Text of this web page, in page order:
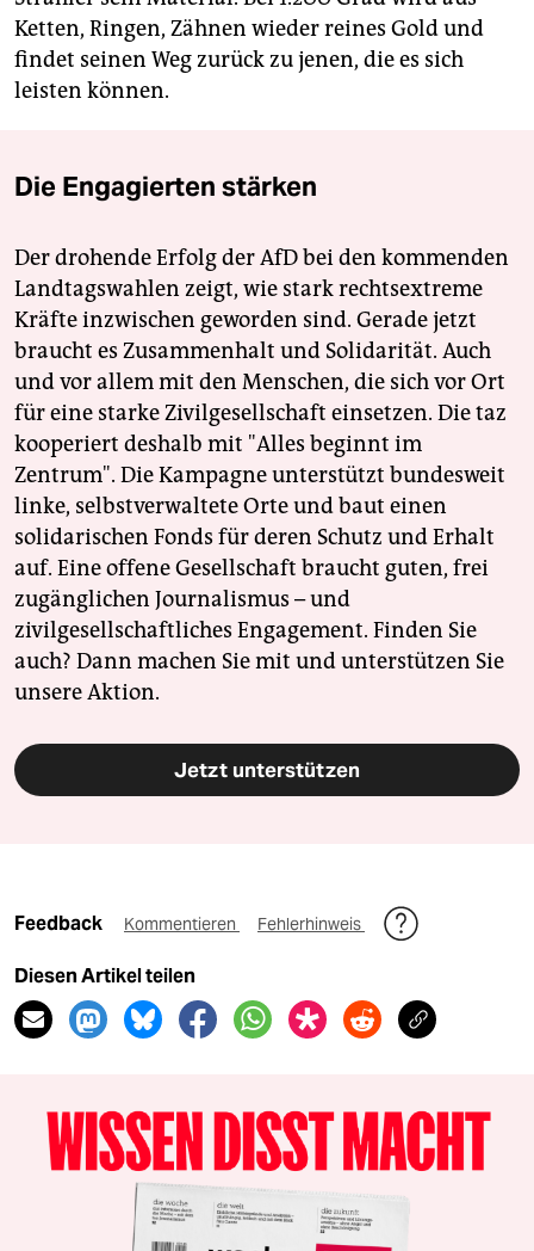
Ketten, Ringen, Zähnen wieder reines Gold und
findet seinen Weg zurück zu jenen, die es sich
leisten können.
Die Engagierten stärken
Der drohende Erfolg der AfD bei den kommenden
Landtagswahlen zeigt, wie stark rechtsextreme
Kräfte inzwischen geworden sind. Gerade jetzt
braucht es Zusammenhalt und Solidarität. Auch
und vor allem mit den Menschen, die sich vor Ort
für eine starke Zivilgesellschaft einsetzen. Die taz
kooperiert deshalb mit "Alles beginnt im
Zentrum". Die Kampagne unterstützt bundesweit
linke, selbstverwaltete Orte und baut einen
solidarischen Fonds für deren Schutz und Erhalt
auf. Eine offene Gesellschaft braucht guten, frei
zugänglichen Journalismus – und
zivilgesellschaftliches Engagement. Finden Sie
auch? Dann machen Sie mit und unterstützen Sie
unsere Aktion.
Jetzt unterstützen
Feedback Kommentieren Fehlerhinweis
Diesen Artikel teilen